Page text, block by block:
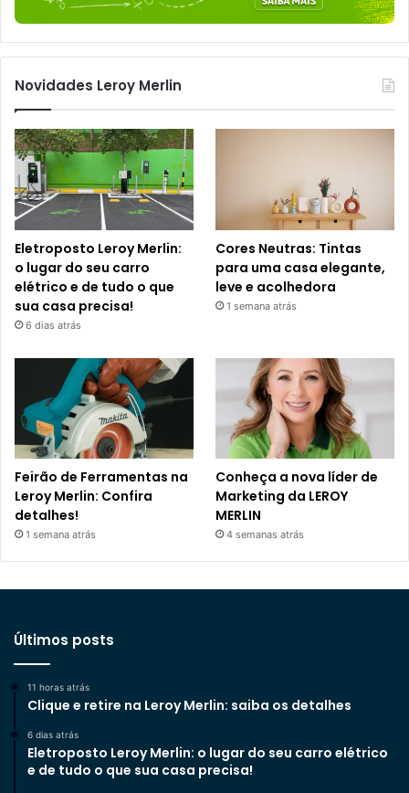
Novidades Leroy Merlin
Eletroposto Leroy Merlin:
o lugar do seu carro
elétrico e de tudo o que
sua casa precisa!
6 dias atrás
Cores Neutras: Tintas
para uma casa elegante,
leve e acolhedora
1 semana atrás
Feirão de Ferramentas na
Leroy Merlin: Confira
detalhes!
1 semana atrás
Conheça a nova líder de
Marketing da LEROY
MERLIN
4 semanas atrás
Últimos posts
11 horas atrás
Clique e retire na Leroy Merlin: saiba os detalhes
6 dias atrás
Eletroposto Leroy Merlin: o lugar do seu carro elétrico
e de tudo o que sua casa precisa!